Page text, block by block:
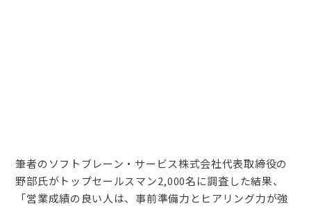
筆者のソフトブレーン・サービス株式会社代表取締役の
野部氏がトップセールスマン2,000名に調査した結果、
「営業成績の良い人は、事前準備力とヒアリング力が強